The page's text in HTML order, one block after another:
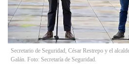
Secretario de Seguridad, César Restrepo y el
Galán. Foto: Secretaría de Seguridad.